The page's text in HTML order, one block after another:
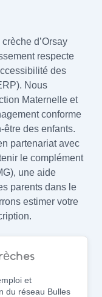
d’Orsay
respecte
des
Nous
Maternelle et
conforme
des enfants.
partenariat avec
le complément
une aide
parents dans le
estimer votre
et
du réseau Bulles